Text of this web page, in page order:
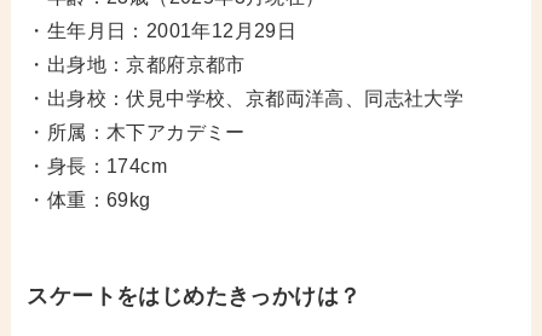
・生年月日：2001年12月29日
・出身地：京都府京都市
・出身校：伏見中学校、京都両洋高、同志社大学
・所属：木下アカデミー
・身長：174cm
・体重：69kg
スケートをはじめたきっかけは？